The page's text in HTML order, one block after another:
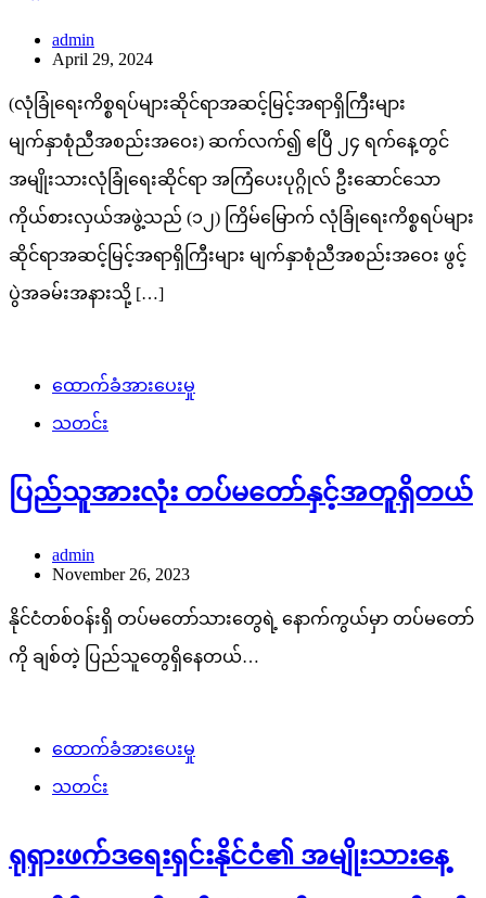
admin
April 29, 2024
(လုံခြုံရေးကိစ္စရပ်များဆိုင်ရာအဆင့်မြင့်အရာရှိကြီးများ
မျက်နှာစုံညီအစည်းအဝေး) ဆက်လက်၍ ဧပြီ ၂၄ ရက်နေ့တွင်
အမျိုးသားလုံခြုံရေးဆိုင်ရာ အကြံပေးပုဂ္ဂိုလ် ဦးဆောင်သော
ကိုယ်စားလှယ်အဖွဲ့သည် (၁၂) ကြိမ်မြောက် လုံခြုံရေးကိစ္စရပ်များ
ဆိုင်ရာအဆင့်မြင့်အရာရှိကြီးများ မျက်နှာစုံညီအစည်းအဝေး ဖွင့်
ပွဲအခမ်းအနားသို့ […]
ထောက်ခံအားပေးမှု
သတင်း
ပြည်သူအားလုံး တပ်မတော်နှင့်အတူရှိတယ်
admin
November 26, 2023
နိုင်ငံတစ်ဝန်းရှိ တပ်မတော်သားတွေရဲ့ နောက်ကွယ်မှာ တပ်မတော်
ကို ချစ်တဲ့ ပြည်သူတွေရှိနေတယ်…
ထောက်ခံအားပေးမှု
သတင်း
ရုရှားဖက်ဒရေးရှင်းနိုင်ငံ၏ အမျိုးသားနေ့